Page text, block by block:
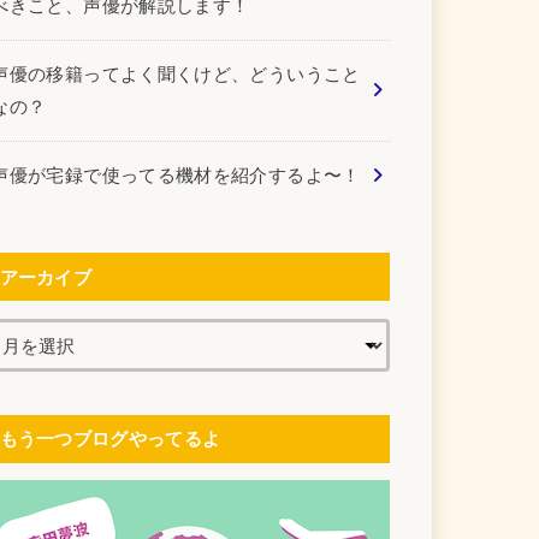
きこと、声優が解説します！
優の移籍ってよく聞くけど、どういうこと
の？
優が宅録で使ってる機材を紹介するよ〜！
アーカイブ
もう一つブログやってるよ